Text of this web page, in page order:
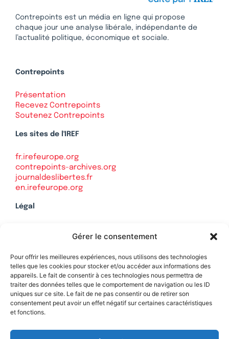
Gérer le consentement
Pour offrir les meilleures expériences, nous utilisons des technologies
telles que les cookies pour stocker et/ou accéder aux informations des
appareils. Le fait de consentir à ces technologies nous permettra de
traiter des données telles que le comportement de navigation ou les ID
uniques sur ce site. Le fait de ne pas consentir ou de retirer son
consentement peut avoir un effet négatif sur certaines caractéristiques
et fonctions.
Contrepoints est un média en ligne qui propose
chaque jour une analyse libérale, indépendante de
l’actualité politique, économique et sociale.
Contrepoints
Présentation
Recevez Contrepoints
Soutenez Contrepoints
Les sites de l'IREF
fr.irefeurope.org
contrepoints-archives.org
journaldeslibertes.fr
en.irefeurope.org
Légal
Politique de confidentialité
Contact
Soutenez Contrepoints